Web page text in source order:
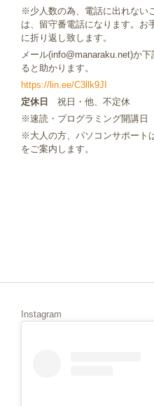
※少人数の為、電話に出れない
は、留守番電話になります。お
に折り返し致します。
メール(info@manaraku.net)か
ると助かります。
https://lin.ee/C3llk9JI
定休日 祝日・他、不定休
※速読・プログラミング開講日
※大人の方、パソコンサポート
をご案内します。
Instagram